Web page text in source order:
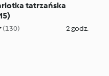
tatrzańska
(130) 2 godz.